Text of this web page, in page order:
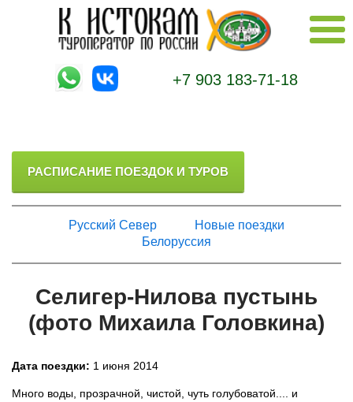
+7 903 183-71-18
РАСПИСАНИЕ ПОЕЗДОК И ТУРОВ
Русский Север
Новые поездки
Белоруссия
Селигер-Нилова пустынь
(фото Михаила Головкина)
Дата поездки: 1 июня 2014
Много воды, прозрачной, чистой, чуть голубоватой.... и